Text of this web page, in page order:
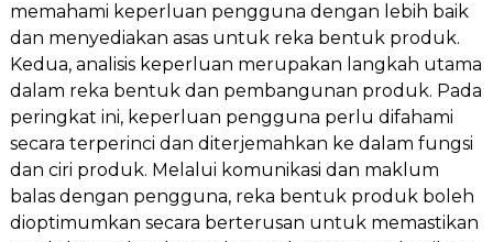
memahami keperluan pengguna dengan lebih baik
dan menyediakan asas untuk reka bentuk produk.
Kedua, analisis keperluan merupakan langkah utama
dalam reka bentuk dan pembangunan produk. Pada
peringkat ini, keperluan pengguna perlu difahami
secara terperinci dan diterjemahkan ke dalam fungsi
dan ciri produk. Melalui komunikasi dan maklum
balas dengan pengguna, reka bentuk produk boleh
dioptimumkan secara berterusan untuk memastikan